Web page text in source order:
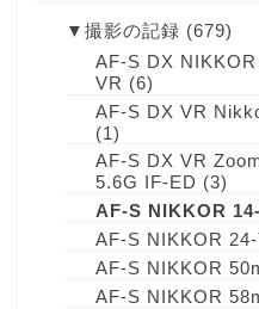
▼ 撮影の記録 (679)
AF-S DX
VR (6)
AF-S DX VR
(1)
AF-S DX VR
5.6G IF-ED (3)
AF-S NIKKOR
AF-S NIKKOR
AF-S NIKKOR
AF-S NIKKOR